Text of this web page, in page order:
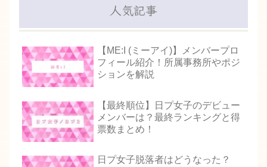
人気記事
【ME:I (ミーアイ)】メンバープロ
フィール紹介！所属事務所やポジ
ションを解説
【最終順位】日プ女子のデビュー
メンバーは？最終ランキングと得
票数まとめ！
日プ女子脱落者はどうなった？